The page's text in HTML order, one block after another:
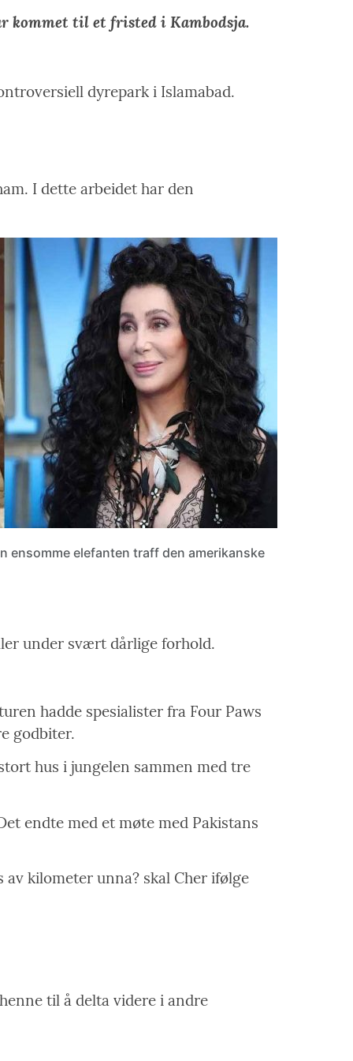
kommet til et fristed i Kambodsja.
dyrepark i Islamabad.
I dette arbeidet har den
ensomme elefanten traff den amerikanske
under svært dårlige forhold.
hadde spesialister fra Four Paws
godbiter.
hus i jungelen sammen med tre
endte med et møte med Pakistans
kilometer unna? skal Cher ifølge
til å delta videre i andre